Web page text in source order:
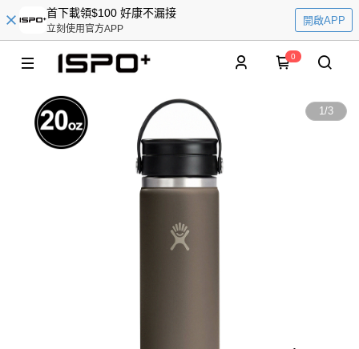
首下載領$100 好康不漏接
立刻使用官方APP
開啟APP
0
1/3